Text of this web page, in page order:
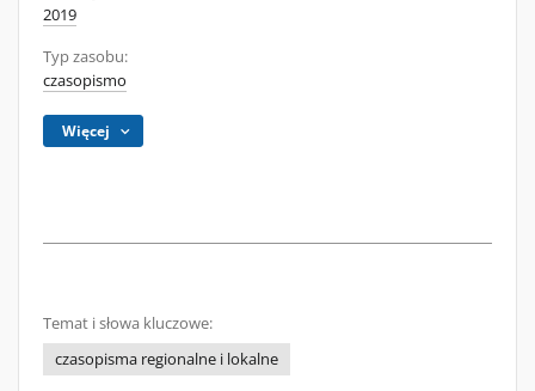
2019
Typ zasobu:
czasopismo
Więcej
Temat i słowa kluczowe:
czasopisma regionalne i lokalne